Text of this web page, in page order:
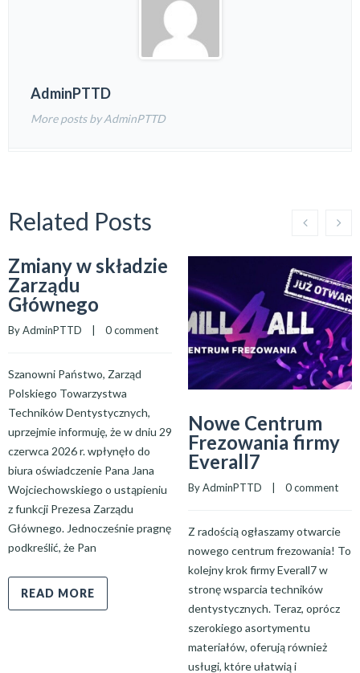
AdminPTTD
More posts by AdminPTTD
Related Posts
Zmiany w składzie
Zarządu
Głównego
By AdminPTTD
    |
0 comment
Szanowni Państwo, Zarząd
Polskiego Towarzystwa
Techników Dentystycznych,
uprzejmie informuję, że w dniu 29
czerwca 2026 r. wpłynęło do
biura oświadczenie Pana Jana
Wojciechowskiego o ustąpieniu
z funkcji Prezesa Zarządu
Głównego. Jednocześnie pragnę
podkreślić, że Pan
READ MORE
Nowe Centrum
Frezowania firmy
Everall7
By AdminPTTD 0 comment
Z radością ogłaszamy otwarcie
nowego centrum frezowania! To
kolejny krok firmy Everall7 w
stronę wsparcia techników
dentystycznych. Teraz, oprócz
szerokiego asortymentu
materiałów, oferują również
usługi, które ułatwią i